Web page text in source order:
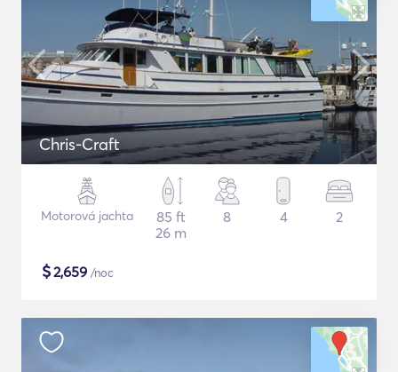
Chris-Craft
Motorová jachta
85 ft
26 m
8 4 2
$2,659 /noc